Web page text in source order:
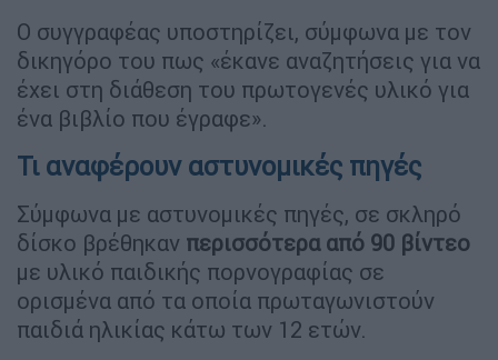
Ο συγγραφέας υποστηρίζει, σύμφωνα με τον
δικηγόρο του πως «έκανε αναζητήσεις για να
έχει στη διάθεση του πρωτογενές υλικό για
ένα βιβλίο που έγραφε».
Τι αναφέρουν αστυνομικές πηγές
Σύμφωνα με αστυνομικές πηγές, σε σκληρό
δίσκο βρέθηκαν περισσότερα από 90 βίντεο
με υλικό παιδικής πορνογραφίας σε
ορισμένα από τα οποία πρωταγωνιστούν
παιδιά ηλικίας κάτω των 12 ετών.